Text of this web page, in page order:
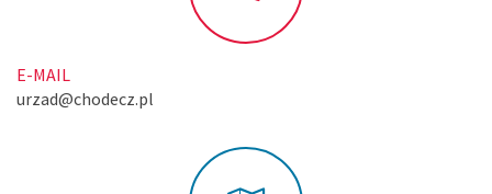
E-MAIL
urzad@chodecz.pl